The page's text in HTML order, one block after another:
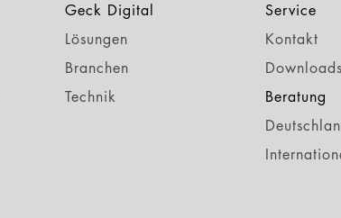
Geck Digital
Lösungen
Branchen
Technik
Service
Kontakt
Downloads
Beratung